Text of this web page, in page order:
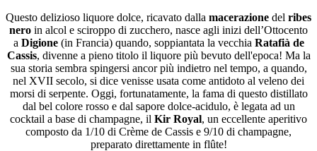
Questo delizioso liquore dolce, ricavato dalla macerazione del ribes
nero in alcol e sciroppo di zucchero, nasce agli inizi dell’Ottocento
a Digione(in Francia) quando, soppiantata la vecchia Ratafià de
Cassis, divenne a pieno titolo il liquore più bevuto dell'epoca! Ma la
sua storia sembra spingersi ancor più indietro nel tempo, a quando,
nel XVII secolo, si dice venisse usata come antidoto al veleno dei
morsi di serpente. Oggi, fortunatamente, la fama di questo distillato
dal bel colore rosso e dal sapore dolce-acidulo, è legata ad un
cocktail a base di champagne, il Kir Royal, un eccellente aperitivo
composto da 1/10 di Crème de Cassis e 9/10 di champagne,
preparato direttamente in flûte!